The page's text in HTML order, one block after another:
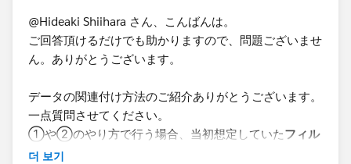
ご教授頂けますと幸いです。自分で色々とデータ形式を
いじって試してみたのですが、うまく行かず困っており
ます。
@Hideaki Shiihara​ さん、こんばんは。
ご回答頂けるだけでも助かりますので、問題ございませ
ん。ありがとうございます。
​データの関連付け方法のご紹介ありがとうございます。
一点質問させてください。
①や②のやり方で行う場合、当初​想定していたフィル
ター機能を用いて期間を絞りながら、棒グラフの変化を
더 보기